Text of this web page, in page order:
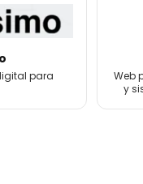
para
Web
y